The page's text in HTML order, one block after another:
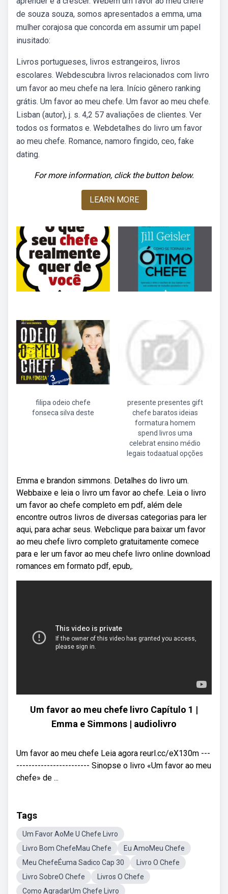
de souza souza, somos apresentados a emma, uma
mulher corajosa que concorda em assumir um papel
inusitado:
Livros portugueses, livros estrangeiros, livros
escolares. Webdescubra livros relacionados com livro
um favor ao meu chefe na lera. Início gênero ranking
grátis. Um favor ao meu chefe. Um favor ao meu chefe.
Lisban (autor), j. s. 4,2 57 avaliações de clientes. Ver
todos os formatos e. Webdetalhes do livro um favor
ao meu chefe. Romance, namoro fingido, ceo, fake
dating.
For more information, click the button below.
LEARN MORE
filipa odeio chefe
fonseca silva deste
presente presentes gift
chefe baratos ideias
formatura homem
spend livros uma
celebrat ensino médio
legais todaatual opções
Emma e brandon simmons. Detalhes do livro um.
Webbaixe e leia o livro um favor ao chefe. Leia o livro
um favor ao chefe completo em pdf, além dele
encontre outros livros de diversas categorias para ler
aqui, para achar seus. Webclique para baixar um favor
ao meu chefe livro completo gratuitamente comece
para e ler um favor ao meu chefe livro online download
romances em formato pdf, epub,.
Um favor ao meu chefe livro Capítulo 1 |
Emma e Simmons | audiolivro
Um favor ao meu chefe Leia agora reurl.cc/eX130m ---
------------------------ Sinopse o livro «Um favor ao meu
chefe» de ...
Tags
Um Favor AoMe U Chefe Livro
Livro Bom ChefeMau Chefe
Eu AmoMeu Chefe
Meu ChefeÉuma Sadico Cap 30
Livro O Chefe
Livro SobreO Chefe
Livros O Chefe
Como AgradarUm Chefe Livro